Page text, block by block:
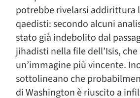
potrebbe rivelarsi addirittura
qaedisti: secondo alcuni
stato già indebolito dal
jihadisti nella file dell’Isis, che
un’immagine più vincente.
sottolineano che
di Washington è riuscito a